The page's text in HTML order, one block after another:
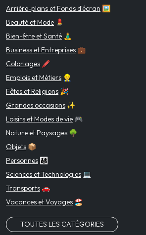
Arrière-plans et Fonds d'écran 🖼️
Beauté et Mode 💄
Bien-être et Santé 🧘‍♂️
Business et Entreprises 💼
Coloriages 🖍️
Emplois et Métiers 👷‍♂️
Fêtes et Religions 🎉
Grandes occasions ✨
Loisirs et Modes de vie 🎮
Nature et Paysages 🌳
Objets 📦
Personnes 👨‍👩‍👧
Sciences et Technologies 💻
Transports🚗
Vacances et Voyages 🏖️
TOUTES LES CATÉGORIES